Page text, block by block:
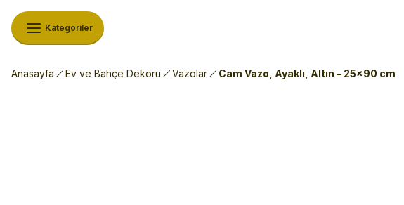
Kategoriler
Anasayfa Ev ve Bahçe Dekoru Vazolar Cam Vazo, Ayaklı, Altın - 25x90 cm